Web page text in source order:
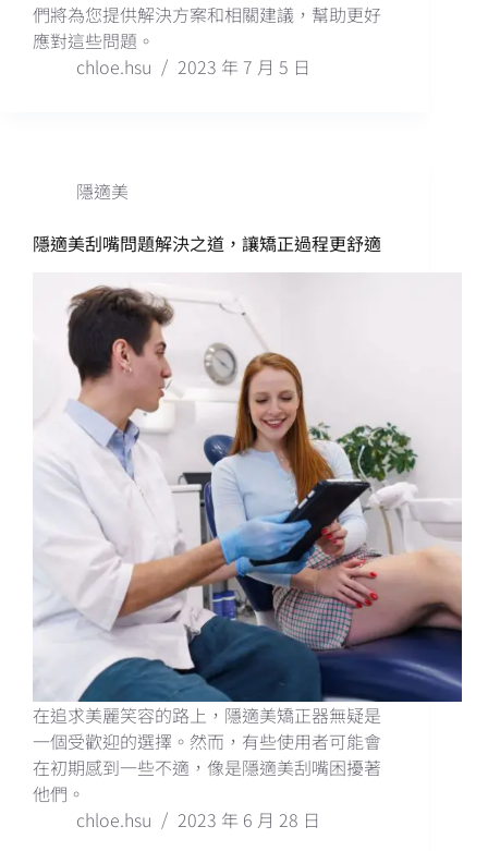
們將為您提供解決方案和相關建議，幫助更好
應對這些問題。
chloe.hsu
2023 年 7 月 5 日
隱適美
隱適美刮嘴問題解決之道，讓矯正過程更舒適
在追求美麗笑容的路上，隱適美矯正器無疑是
一個受歡迎的選擇。然而，有些使用者可能會
在初期感到一些不適，像是隱適美刮嘴困擾著
他們。
chloe.hsu
2023 年 6 月 28 日